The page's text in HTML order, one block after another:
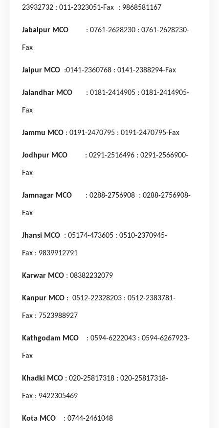
23932732 : 011-2323051-Fax : 9868581167
Jabalpur MCO : 0761-2628230 : 0761-2628230-
Fax
Jaipur MCO :0141-2360768 : 0141-2388294-Fax
Jalandhar MCO : 0181-2414905 : 0181-2414905-
Fax
Jammu MCO : 0191-2470795 : 0191-2470795-Fax
Jodhpur MCO : 0291-2516496 : 0291-2566900-
Fax
Jamnagar MCO : 0288-2756908 : 0288-2756908-
Fax
Jhansi MCO : 05174-473605 : 0510-2370945-
Fax : 9839912791
Karwar MCO : 08382232079
Kanpur MCO : 0512-22328203 : 0512-2383781-
Fax : 7523988927
Kathgodam MCO : 0594-6222043 : 0594-6267923-
Fax
Khadki MCO : 020-25817318 : 020-25817318-
Fax : 9422305469
Kota MCO : 0744-2461048